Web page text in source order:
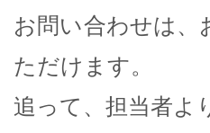
お問い合わせは、
ただけます。
追って、担当者よ